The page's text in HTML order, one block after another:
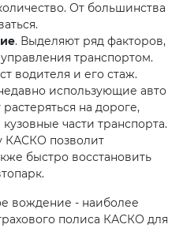
От большинства
. Выделяют ряд факторов,
транспортом.
водителя и его стаж.
использующие авто
растеряться на дороге,
части транспорта.
КАСКО позволит
быстро восстановить
вождение - наиболее
полиса КАСКО для